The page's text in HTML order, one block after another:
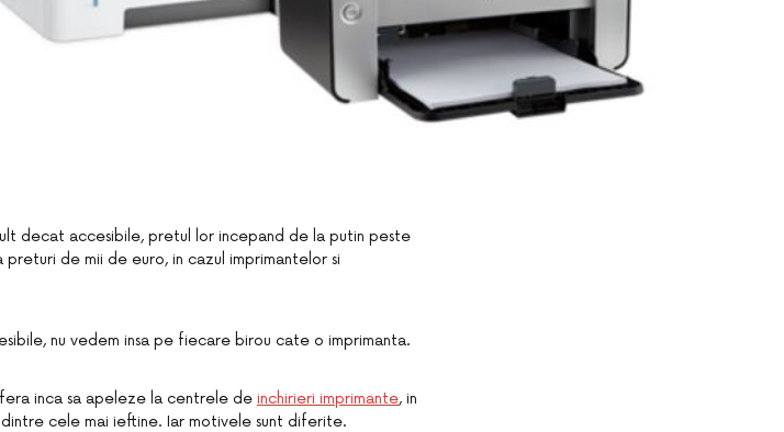
decat accesibile, pretul lor incepand de la putin peste
preturi de mii de euro, in cazul imprimantelor si
nu vedem insa pe fiecare birou cate o imprimanta.
inca sa apeleze la centrele de inchirieri imprimante, in
cele mai ieftine. Iar motivele sunt diferite.